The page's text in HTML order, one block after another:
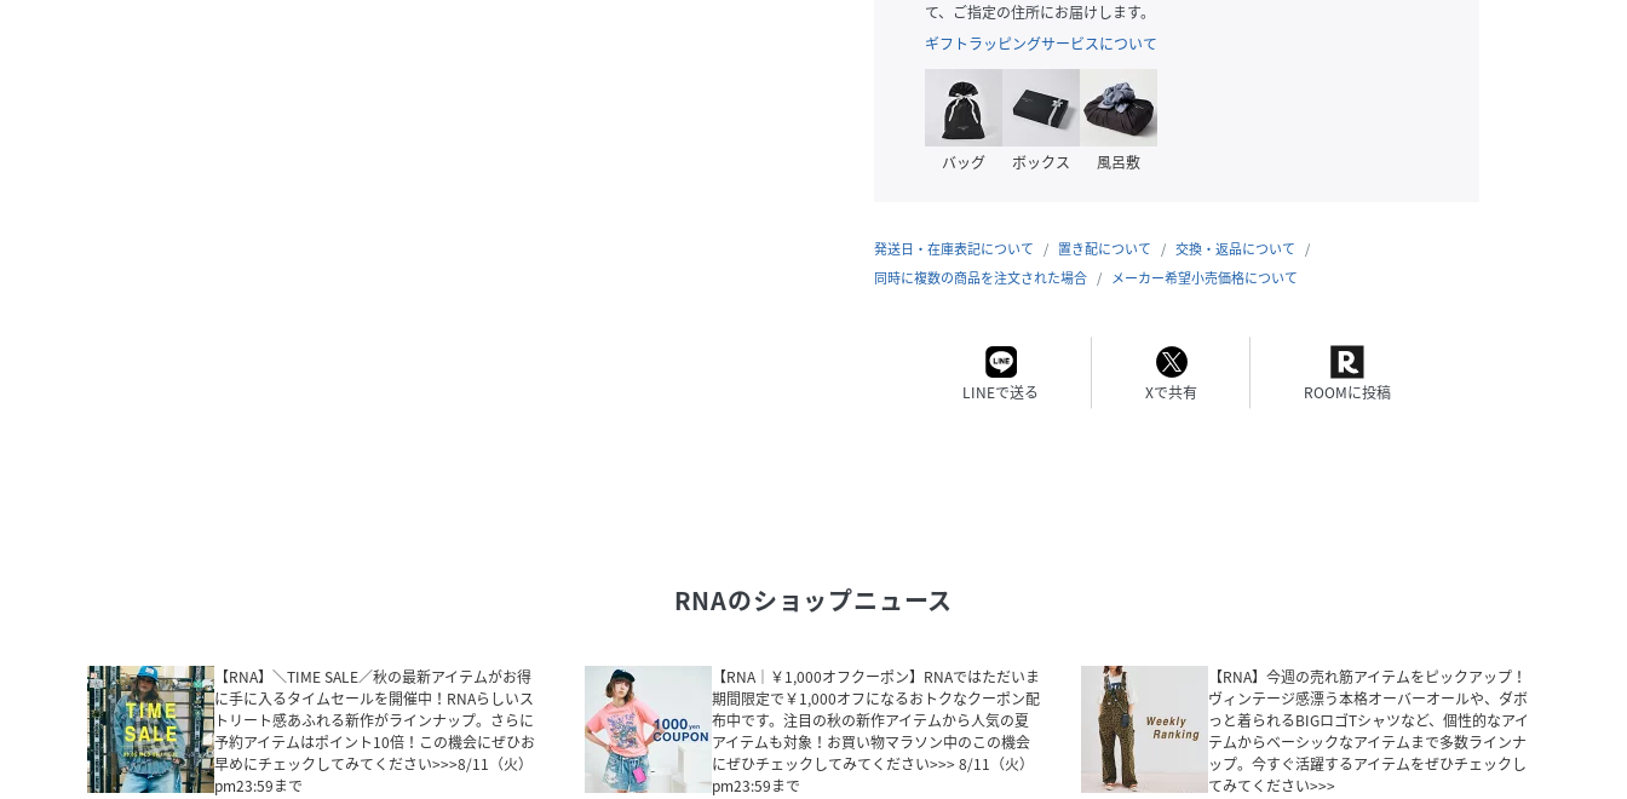
て、ご指定の住所にお届けします。
ギフトラッピングサービスについて
バッグ ボックス 風呂敷
発送日・在庫表記について 置き配について
交換・返品について
同時に複数の商品を注文された場合
メーカー希望小売価格について
LINEで送る Xで共有 ROOMに投稿
RNAのショップニュース
【RNA】＼TIME SALE／秋の最新アイテムがお得
に手に入るタイムセールを開催中！RNAらしいス
トリート感あふれる新作がラインナップ。さらに
予約アイテムはポイント10倍！この機会にぜひお
早めにチェックしてみてください>>>8/11（火）
pm23:59まで
【RNA｜￥1,000オフクーポン】RNAではただいま
期間限定で￥1,000オフになるおトクなクーポン配
布中です。注目の秋の新作アイテムから人気の夏
アイテムも対象！お買い物マラソン中のこの機会
にぜひチェックしてみてください>>> 8/11（火）
pm23:59まで
【RNA】今週の売れ筋アイテムをピックアップ！
ヴィンテージ感漂う本格オーバーオールや、ダボ
っと着られるBIGロゴTシャツなど、個性的なアイ
テムからベーシックなアイテムまで多数ラインナ
ップ。今すぐ活躍するアイテムをぜひチェックし
てみてください>>>